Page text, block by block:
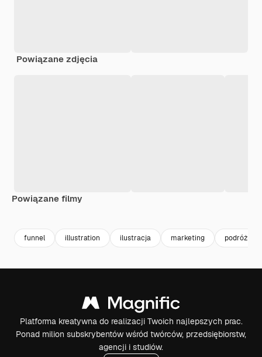
Powiązane zdjęcia
Powiązane filmy
funnel illustration ilustracja marketing podróż
Platforma kreatywna do realizacji Twoich najlepszych prac.
Ponad milion subskrybentów wśród twórców, przedsiębiorstw,
agencji i studiów.